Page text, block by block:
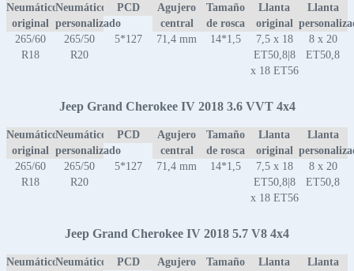
Neumático
original
Neumático
personalizado
PCD
Agujero
central
Tamaño
de rosca
Llanta
original
Llanta
265/60
R18
265/50
R20
5*127 71,4 mm 14*1,5
7,5 x 18
ET50,8|8
x 18 ET56
8 x 20
ET50,8
Jeep Grand Cherokee IV 2018 3.6 VVT 4x4
Neumático
original
Neumático
personalizado
PCD
Agujero
central
Tamaño
de rosca
Llanta
original
Llanta
265/60
R18
265/50
R20
5*127 71,4 mm 14*1,5
7,5 x 18
ET50,8|8
x 18 ET56
8 x 20
ET50,8
Jeep Grand Cherokee IV 2018 5.7 V8 4x4
NeumáticoNeumático
PCD
Agujero
Tamaño
Llanta
Llanta